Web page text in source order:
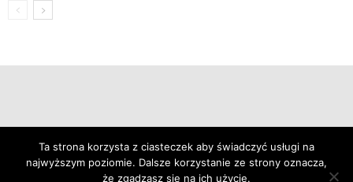
Ta strona korzysta z ciasteczek aby świadczyć usługi na
najwyższym poziomie. Dalsze korzystanie ze strony oznacza,
że zgadzasz się na ich użycie.